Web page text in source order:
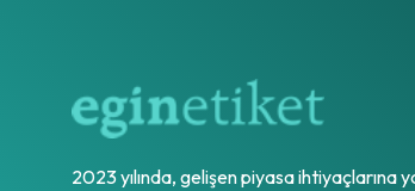
2023 yılında, gelişen piyasa ihtiyaçlarına